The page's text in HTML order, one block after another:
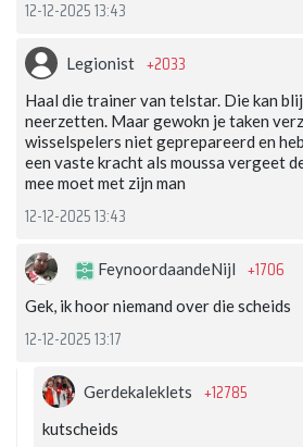
12-12-2025 13:43
Legionist +2033
Haal die trainer van telstar. Die kan
neerzetten. Maar gewokn je taken
wisselspelers niet geprepareerd en
een vaste kracht als moussa vergeet
mee moet met zijn man
12-12-2025 13:43
FeynoordaandeNijl +1706
Gek, ik hoor niemand over die scheids
12-12-2025 13:17
Gerdekaleklets +12785
kutscheids